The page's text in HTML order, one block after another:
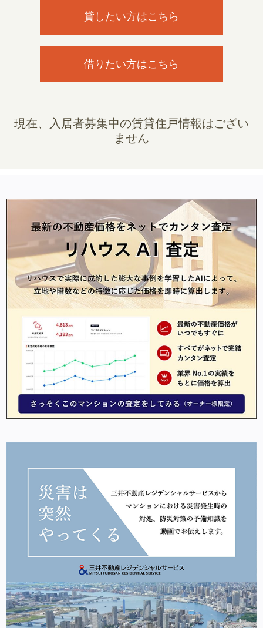
貸したい方はこちら
借りたい方はこちら
現在、入居者募集中の賃貸住戸情報はござい
ません